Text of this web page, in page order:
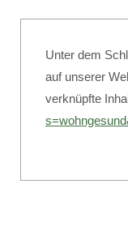
Unter dem
auf unserer
verknüpfte